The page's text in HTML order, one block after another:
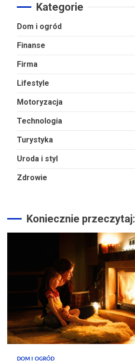
Kategorie
Dom i ogród
Finanse
Firma
Lifestyle
Motoryzacja
Technologia
Turystyka
Uroda i styl
Zdrowie
Koniecznie przeczytaj:
DOM I OGRÓD